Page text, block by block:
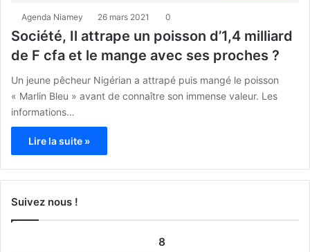
Agenda Niamey 26 mars 2021 0
Société, Il attrape un poisson d’1,4 milliard
de F cfa et le mange avec ses proches ?
Un jeune pêcheur Nigérian a attrapé puis mangé le poisson
« Marlin Bleu » avant de connaître son immense valeur. Les
informations…
Lire la suite »
Suivez nous !
8